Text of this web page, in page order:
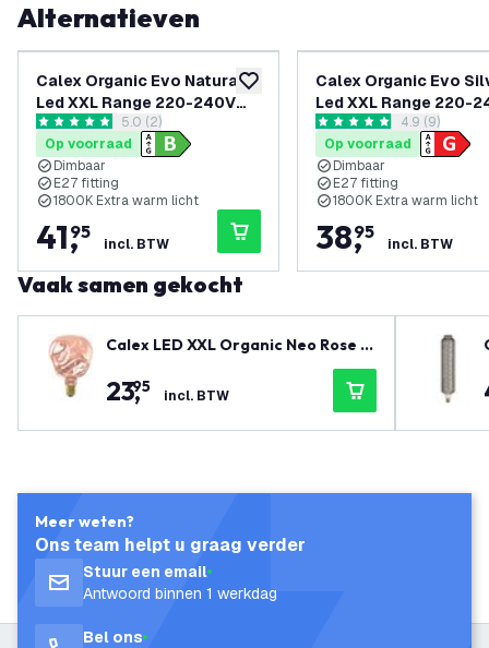
Alternatieven
toevoegen aan verlanglijst
Calex Organic Evo Natural
Led XXL Range 220-240V
150LM 6W 1800K E27
dimmable
reviews drawer openen
5 score sterren5.0 (2)
Op voorraad
Dimbaar
E27 fitting
1800K Extra warm licht
41,
95
incl. BTW
Calex Organic Evo
Led XXL Range 220-
160LM 6W 1800K E27
dimmable.
reviews
4.9 score sterren4.9 (9)
Op voorraad
Dimbaar
E27 fitting
1800K Extra warm licht
38,
95
incl. BTW
Vaak samen gekocht
Calex LED XXL Organic Neo Rose -
23,
95 incl. BTW
Meer weten?
Ons team helpt u graag verder
Stuur een email
Antwoord binnen 1 werkdag
Bel ons